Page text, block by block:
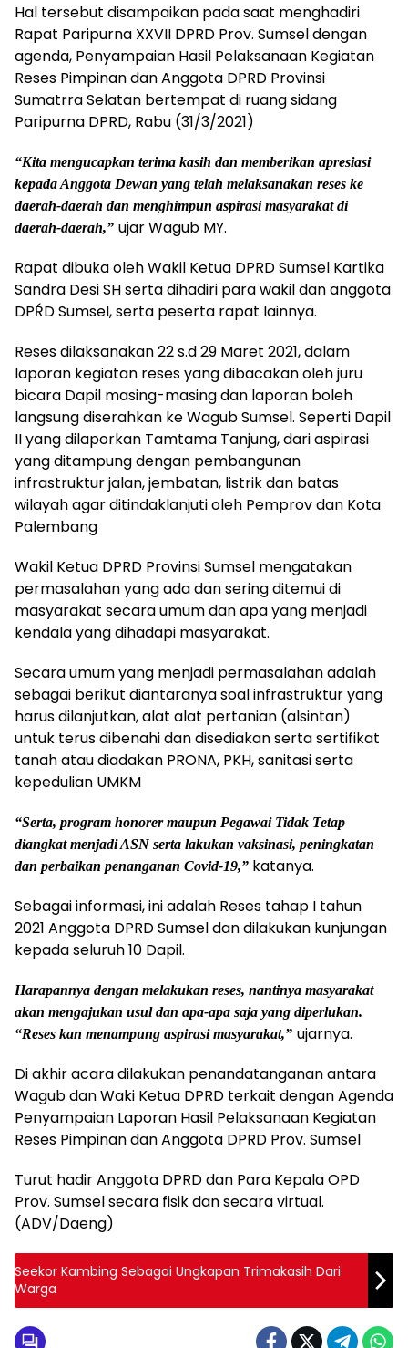
Hal tersebut disampaikan pada saat menghadiri
Rapat Paripurna XXVII DPRD Prov. Sumsel dengan
agenda, Penyampaian Hasil Pelaksanaan Kegiatan
Reses Pimpinan dan Anggota DPRD Provinsi
Sumatrra Selatan bertempat di ruang sidang
Paripurna DPRD, Rabu (31/3/2021)
“Kita mengucapkan terima kasih dan memberikan apresiasi
kepada Anggota Dewan yang telah melaksanakan reses ke
daerah-daerah dan menghimpun aspirasi masyarakat di
daerah-daerah,” ujar Wagub MY.
Rapat dibuka oleh Wakil Ketua DPRD Sumsel Kartika
Sandra Desi SH serta dihadiri para wakil dan anggota
DPŔD Sumsel, serta peserta rapat lainnya.
Reses dilaksanakan 22 s.d 29 Maret 2021, dalam
laporan kegiatan reses yang dibacakan oleh juru
bicara Dapil masing-masing dan laporan boleh
langsung diserahkan ke Wagub Sumsel. Seperti Dapil
II yang dilaporkan Tamtama Tanjung, dari aspirasi
yang ditampung dengan pembangunan
infrastruktur jalan, jembatan, listrik dan batas
wilayah agar ditindaklanjuti oleh Pemprov dan Kota
Palembang
Wakil Ketua DPRD Provinsi Sumsel mengatakan
permasalahan yang ada dan sering ditemui di
masyarakat secara umum dan apa yang menjadi
kendala yang dihadapi masyarakat.
Secara umum yang menjadi permasalahan adalah
sebagai berikut diantaranya soal infrastruktur yang
harus dilanjutkan, alat alat pertanian (alsintan)
untuk terus dibenahi dan disediakan serta sertifikat
tanah atau diadakan PRONA, PKH, sanitasi serta
kepedulian UMKM
“Serta, program honorer maupun Pegawai Tidak Tetap
diangkat menjadi ASN serta lakukan vaksinasi, peningkatan
dan perbaikan penanganan Covid-19,” katanya.
Sebagai informasi, ini adalah Reses tahap I tahun
2021 Anggota DPRD Sumsel dan dilakukan kunjungan
kepada seluruh 10 Dapil.
Harapannya dengan melakukan reses, nantinya masyarakat
akan mengajukan usul dan apa-apa saja yang diperlukan.
“Reses kan menampung aspirasi masyarakat,” ujarnya.
Di akhir acara dilakukan penandatanganan antara
Wagub dan Waki Ketua DPRD terkait dengan Agenda
Penyampaian Laporan Hasil Pelaksanaan Kegiatan
Reses Pimpinan dan Anggota DPRD Prov. Sumsel
Turut hadir Anggota DPRD dan Para Kepala OPD
Prov. Sumsel secara fisik dan secara virtual.
(ADV/Daeng)
Seekor Kambing Sebagai Ungkapan Trimakasih Dari
Warga